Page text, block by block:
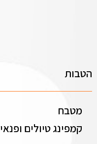
הטבות
מטבח
קמפינג טיולים ופנאי